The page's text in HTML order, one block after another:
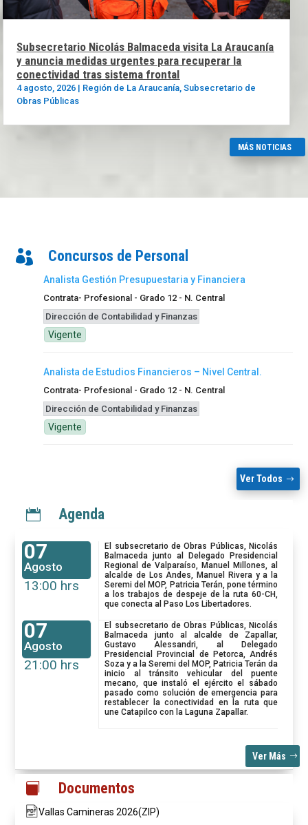
Subsecretario Nicolás Balmaceda visita La Araucanía
y anuncia medidas urgentes para recuperar la
conectividad tras sistema frontal
4 agosto, 2026 | Región de La Araucanía,Subsecretario de
Obras Públicas
MÁS NOTICIAS
 Concursos de Personal
Analista Gestión Presupuestaria y Financiera
Contrata- Profesional - Grado 12 - N. Central
Dirección de Contabilidad y Finanzas
Vigente
Analista de Estudios Financieros – Nivel Central.
Contrata- Profesional - Grado 12 - N. Central
Dirección de Contabilidad y Finanzas
Vigente
Ver Todos
 Agenda
07
Agosto
13:00 hrs
El subsecretario de Obras Públicas, Nicolás
Balmaceda junto al Delegado Presidencial
Regional de Valparaíso, Manuel Millones, al
alcalde de Los Andes, Manuel Rivera y a la
Seremi del MOP, Patricia Terán, pone término
a los trabajos de despeje de la ruta 60-CH,
que conecta al Paso Los Libertadores.
07
Agosto
21:00 hrs
El subsecretario de Obras Públicas, Nicolás
Balmaceda junto al alcalde de Zapallar,
Gustavo Alessandri, al Delegado
Presidencial Provincial de Petorca, Andrés
Soza y a la Seremi del MOP, Patricia Terán da
inicio al tránsito vehicular del puente
mecano, que instaló el ejército el sábado
pasado como solución de emergencia para
restablecer la conectividad en la ruta que
une Catapilco con la Laguna Zapallar.
Ver Más
 Documentos
Vallas Camineras 2026(ZIP)